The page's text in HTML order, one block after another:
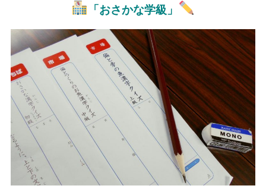
「おさかな学級」